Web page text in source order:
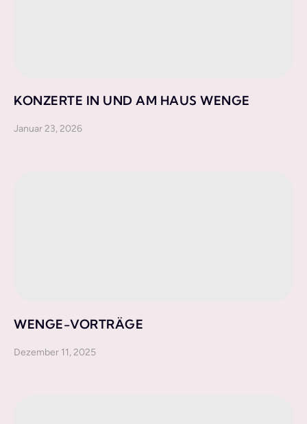
KONZERTE IN UND AM HAUS WENGE
Januar 23, 2026
WENGE-VORTRÄGE
Dezember 11, 2025